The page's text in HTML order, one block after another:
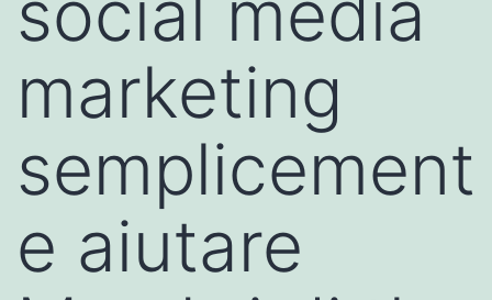
marketing
semplicement
e aiutare